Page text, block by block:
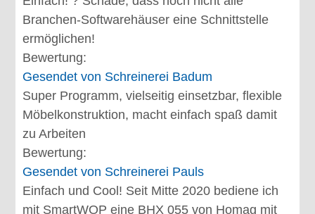
Branchen-Softwarehäuser eine Schnittstelle
ermöglichen!
Bewertung:
Gesendet von Schreinerei Badum
Super Programm, vielseitig einsetzbar, flexible
Möbelkonstruktion, macht einfach spaß damit
zu Arbeiten
Bewertung:
Gesendet von Schreinerei Pauls
Einfach und Cool! Seit Mitte 2020 bediene ich
mit SmartWOP eine BHX 055 von Homag mit